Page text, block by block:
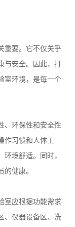
重要。它不仅关乎
与安全。因此，打
室环境，是每一个
、环保性和安全性
作习惯和人体工
境舒适。同时，
健康。
室应根据功能需求
、仪器设备区、洗